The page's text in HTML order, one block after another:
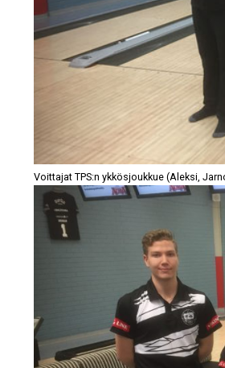
Voittajat TPS:n ykkösjoukkue (Aleksi,